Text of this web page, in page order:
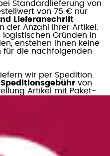
Standardlieferung von
von 75 € nur
Lieferanschrift
Anzahl Ihrer Artikel.
logistischen Gründen in
enstehen Ihnen keine
für die nachfolgenden
wir per Spedition.
Speditionsgebühr von
Artikel mit Paket-
Überblick: